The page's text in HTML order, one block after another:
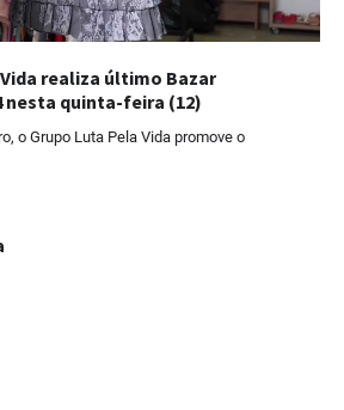
realiza último Bazar
nesta quinta-feira (12)
o Grupo Luta Pela Vida promove o